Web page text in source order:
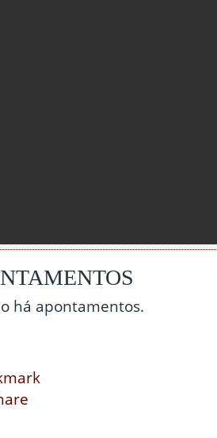
há apontamentos.